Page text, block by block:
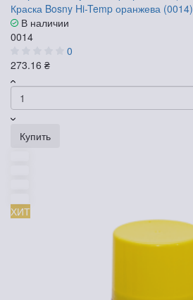
Краска Bosny Hi-Temp оранжева (0014)
В наличии
0014
0
273.16 ₴
Купить
ХИТ